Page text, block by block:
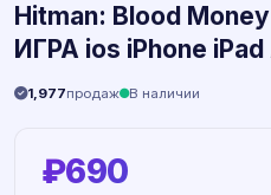
Hitman: Blood
ИГРА ios iPhone
1,977продаж В наличии
₽690